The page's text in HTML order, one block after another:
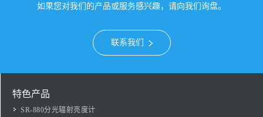
如果您对我们的产品或服务感兴趣，请向我们询盘。
联系我们
特色产品
SR-880分光辐射亮度计